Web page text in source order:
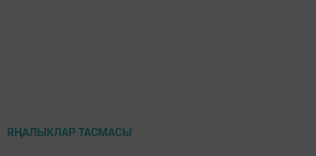
ЯҢАЛЫКЛАР ТАСМАСЫ